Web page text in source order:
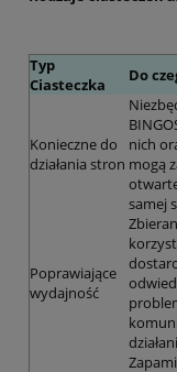
Typ
Ciasteczka
Do
Konieczne do
działania stron
nich
mogą
samej
Poprawiające
wydajność